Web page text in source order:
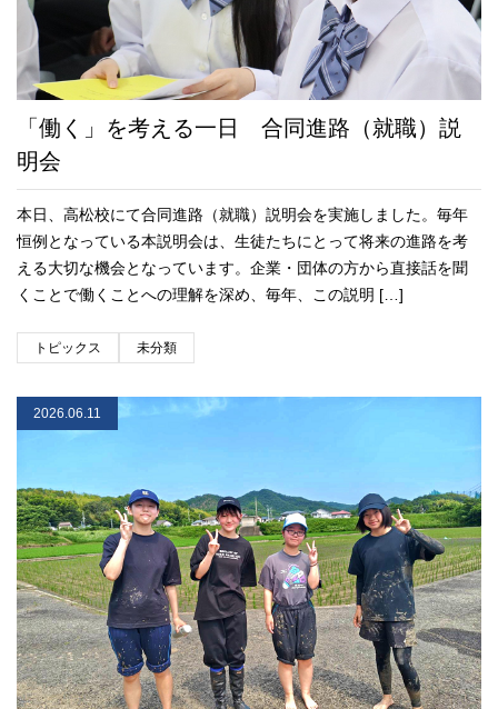
「働く」を考える一日 合同進路（就職）説
明会
本日、高松校にて合同進路（就職）説明会を実施しました。毎年
恒例となっている本説明会は、生徒たちにとって将来の進路を考
える大切な機会となっています。企業・団体の方から直接話を聞
くことで働くことへの理解を深め、毎年、この説明 […]
トピックス 未分類
2026.06.11